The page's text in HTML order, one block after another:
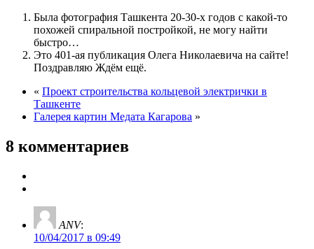
Была фотография Ташкента 20-30-х годов с какой-то
похожей спиральной постройкой, не могу найти
быстро…
Это 401-ая публикация Олега Николаевича на сайте!
Поздравляю Ждём ещё.
« Проект строительства кольцевой электрички в
Ташкенте
Галерея картин Медата Кагарова »
8 комментариев
ANV:
10/04/2017 в 09:49